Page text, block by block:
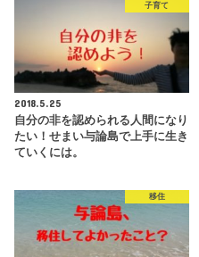
子育て
2018.5.25
自分の非を認められる人間になり
たい！せまい与論島で上手に生き
ていくには。
移住